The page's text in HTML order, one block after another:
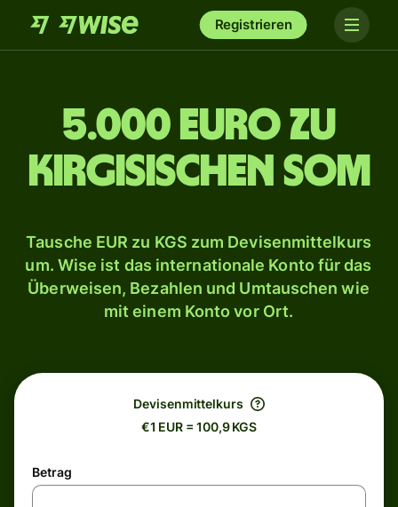
Registrieren
5.000 Euro zu
kirgisischen Som
Tausche EUR zu KGS zum Devisenmittelkurs
um. Wise ist das internationale Konto für das
Überweisen, Bezahlen und Umtauschen wie
mit einem Konto vor Ort.
Devisenmittelkurs
€1 EUR = 100,9 KGS
Betrag